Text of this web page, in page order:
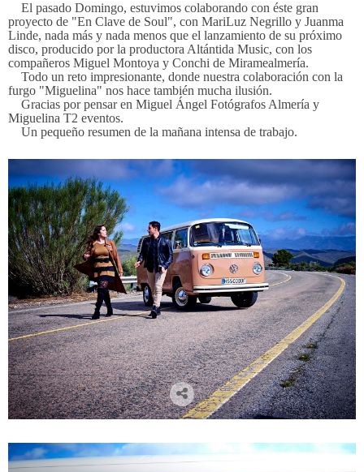
El pasado Domingo, estuvimos colaborando con éste gran
proyecto de "En Clave de Soul", con MariLuz Negrillo y Juanma
Linde, nada más y nada menos que el lanzamiento de su próximo
disco, producido por la productora Altántida Music, con los
compañeros Miguel Montoya y Conchi de Miramealmería.
Todo un reto impresionante, donde nuestra colaboración con la
furgo "Miguelina" nos hace también mucha ilusión.
Gracias por pensar en Miguel Ángel Fotógrafos Almería y
Miguelina T2 eventos.
Un pequeño resumen de la mañana intensa de trabajo.